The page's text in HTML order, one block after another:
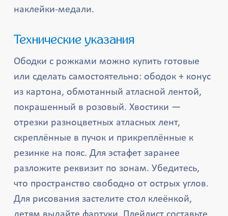
наклейки-медали.
Технические указания
Ободки с рожками можно купить готовые
или сделать самостоятельно: ободок + конус
из картона, обмотанный атласной лентой,
покрашенный в розовый. Хвостики —
отрезки разноцветных атласных лент,
скреплённые в пучок и прикреплённые к
резинке на пояс. Для эстафет заранее
разложите реквизит по зонам. Убедитесь,
что пространство свободно от острых углов.
Для рисования застелите стол клеёнкой,